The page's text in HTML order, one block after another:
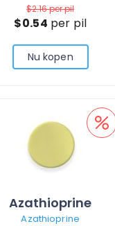
$2.16per pil
$0.54 per pil
Nu kopen
Azathioprine
Azathioprine